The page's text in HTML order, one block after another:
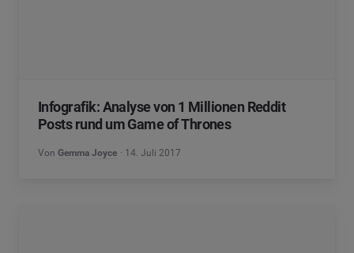
Infografik: Analyse von 1 Millionen Reddit
Posts rund um Game of Thrones
Von Gemma Joyce 14. Juli 2017